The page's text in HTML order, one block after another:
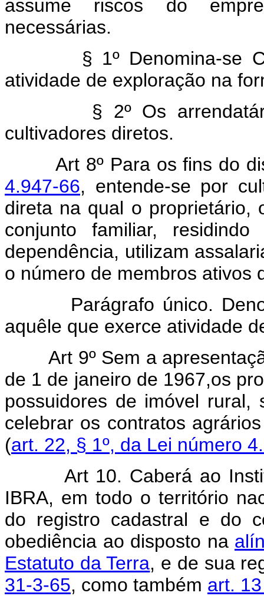
assume riscos do
necessárias.
§ 1º Denomina-se
atividade de exploração na
§ 2º Os arrendatários
cultivadores diretos.
Art 8º Para os fins do
4.947-66, entende-se por
direta na qual o proprietário,
conjunto familiar,
dependência, utilizam
o número de membros ativos
Parágrafo único.
aquêle que exerce atividade
Art 9º Sem a
de 1 de janeiro de 1967,os
possuidores de imóvel
celebrar os contratos
(art. 22, § 1º, da Lei número
Art 10. Caberá ao
IBRA, em todo o território
do registro cadastral e do
obediência ao disposto na
Estatuto da Terra, e de sua
31-3-65, como também art.